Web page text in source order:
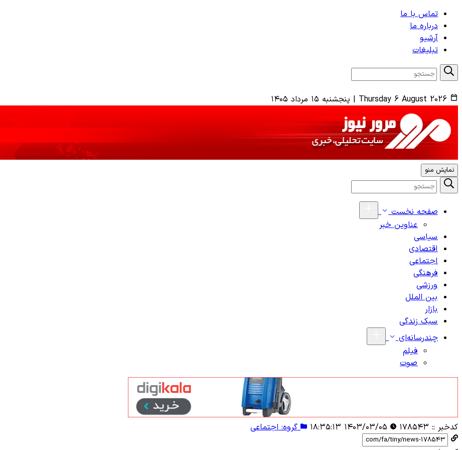
تماس با ما
درباره ما
آرشیو
تبلیغات
Thursday 6 August 2026
| پنجشنبه ۱۵ مرداد ۱۴۰۵
نمایش منو
صفحه نخست
عناوین خبر
سیاسی
اقتصادی
اجتماعی
فرهنگی
ورزشی
بین الملل
بازار
سبک زندگی
چندرسانه‌ای
فیلم
صوت
کدخبر :: ۱۷۸۵۴۳ گروه: اجتماعی